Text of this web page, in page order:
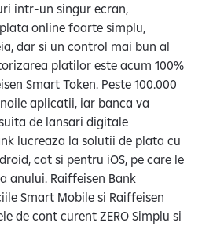
intr-un singur ecran,
online foarte simplu,
dar si un control mai bun al
platilor este acum 100%
Smart Token. Peste 100.000
aplicatii, iar banca va
de lansari digitale
lucreaza la solutii de plata cu
cat si pentru iOS, pe care le
anului. Raiffeisen Bank
Smart Mobile si Raiffeisen
de cont curent ZERO Simplu si